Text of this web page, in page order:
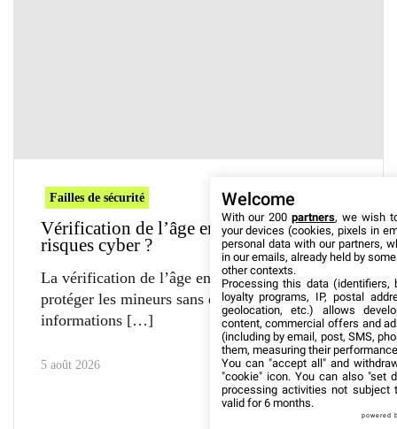
Failles de sécurité
Vérification de l’âge en ligne : quels
risques cyber ?
La vérification de l’âge en ligne doit mieux
protéger les mineurs sans exposer leurs
informations
5 août 2026
Welcome
With our 200partners, we wish
your devices (cookies, pixels in
personal data with our partners,
in our emails, already held by
other contexts.
Processing this data (identifiers,
loyalty programs, IP, postal
geolocation, etc.) allows
content, commercial offers and
(including by email, post, SMS,
them, measuring their
You can "accept all" and
"cookie" icon. You can also "set
processing activities not subject
valid for 6 months.
powered